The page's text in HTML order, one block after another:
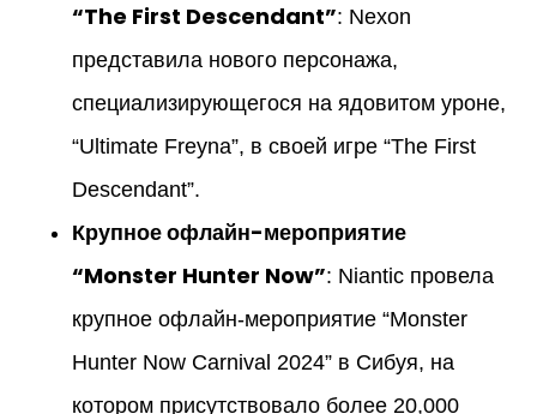
“The First Descendant”: Nexon
представила нового персонажа,
специализирующегося на ядовитом уроне,
“Ultimate Freyna”, в своей игре “The First
Descendant”.
Крупное офлайн-мероприятие
“Monster Hunter Now”: Niantic провела
крупное офлайн-мероприятие “Monster
Hunter Now Carnival 2024” в Сибуя, на
котором присутствовало более 20,000